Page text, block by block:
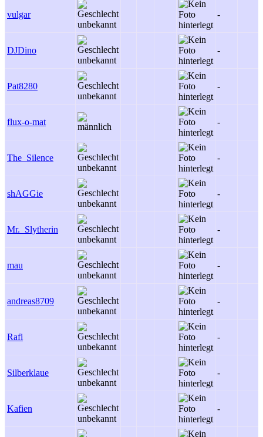
vulgar -
DJDino -
Pat8280 -
flux-o-mat -
The_Silence -
shAGGie -
Mr._Slytherin -
mau -
andreas8709 -
Rafi -
Silberklaue -
Kafien -